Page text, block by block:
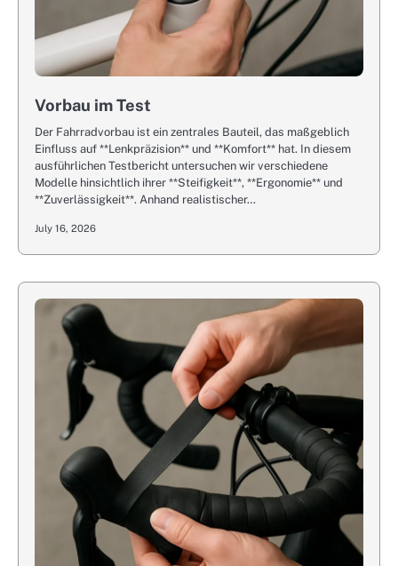
Vorbau im Test
Der Fahrradvorbau ist ein zentrales Bauteil, das maßgeblich
Einfluss auf **Lenkpräzision** und **Komfort** hat. In diesem
ausführlichen Testbericht untersuchen wir verschiedene
Modelle hinsichtlich ihrer **Steifigkeit**, **Ergonomie** und
**Zuverlässigkeit**. Anhand realistischer…
July 16, 2026